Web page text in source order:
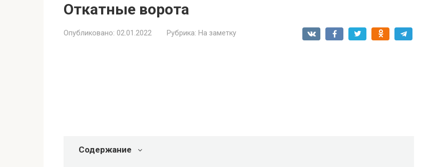
Откатные ворота
Опубликовано: 02.01.2022 Рубрика: На заметку
Содержание